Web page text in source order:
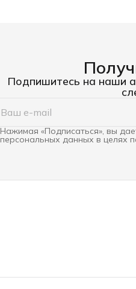
Подпишитесь на наши
Нажимая «Подписаться», вы
персональных данных в целях